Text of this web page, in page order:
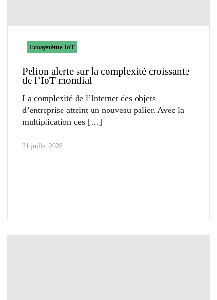
Ecosystème IoT
Pelion alerte sur la complexité croissante
de l’IoT mondial
La complexité de l’Internet des objets
d’entreprise atteint un nouveau palier. Avec la
multiplication des
31 juillet 2026